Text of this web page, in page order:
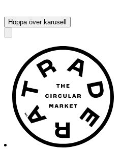
Hoppa över karusell